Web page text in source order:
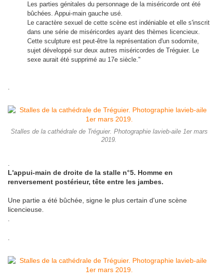
Les parties génitales du personnage de la miséricorde ont été
bûchées. Appui-main gauche usé.
Le caractère sexuel de cette scène est indéniable et elle s'inscrit
dans une série de miséricordes ayant des thèmes licencieux.
Cette sculpture est peut-être la représentation d'un sodomite,
sujet développé sur deux autres miséricordes de Tréguier. Le
sexe aurait été supprimé au 17e siècle."
Stalles de la cathédrale de Tréguier. Photographie lavieb-aile 1er mars
2019.
L'appui-main de droite de la stalle n°5. Homme en
renversement postérieur, tête entre les jambes.
Une partie a été bûchée, signe le plus certain d'une scène
licencieuse.